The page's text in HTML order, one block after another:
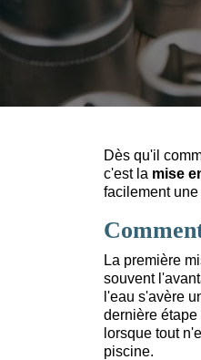
Dès qu'il
c'est la mise
facilement
La première
souvent
l'eau s'avère
dernière
lorsque tout
piscine.